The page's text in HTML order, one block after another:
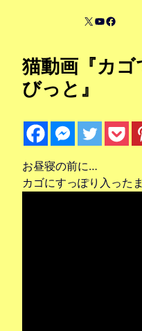
X YouTube
猫動画『カ
びっと』
お昼寝の前に…
カゴにすっぽり入った